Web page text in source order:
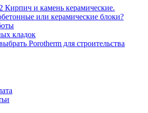
и камень керамические.
или керамические блоки?
кладок
Porotherm для строительства